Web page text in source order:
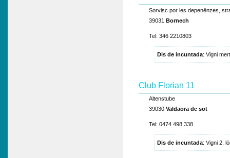
Sorvisc por les depenënzes,
39031 Bornech
Tel: 346 2210803
Dis de incuntada: Vigni
Club Florian 11
Altenstube
39030 Valdaora de sot
Tel: 0474 498 338
Dis de incuntada: Vigni 2.